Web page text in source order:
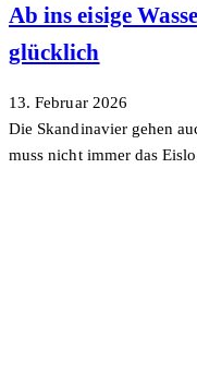
Ab ins eisige
glücklich
13. Februar 2026
Die Skandinavier gehen
muss nicht immer das